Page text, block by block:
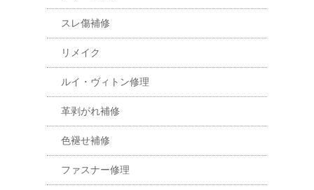
スレ傷補修
リメイク
ルイ・ヴィトン修理
革剥がれ補修
色褪せ補修
ファスナー修理